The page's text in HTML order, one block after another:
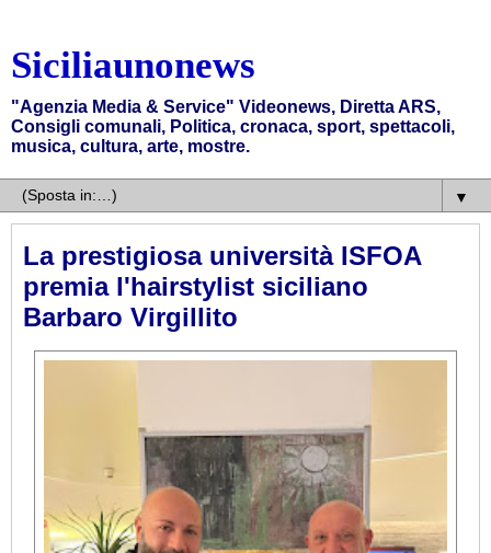
Siciliaunonews
"Agenzia Media & Service" Videonews, Diretta ARS,
Consigli comunali, Politica, cronaca, sport, spettacoli,
musica, cultura, arte, mostre.
▼
La prestigiosa università ISFOA
premia l'hairstylist siciliano
Barbaro Virgillito